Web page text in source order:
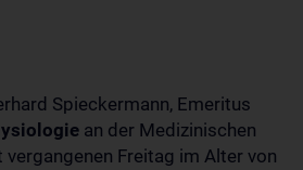
Spieckermann, Emeritus
an der Medizinischen
vergangenen Freitag im Alter von